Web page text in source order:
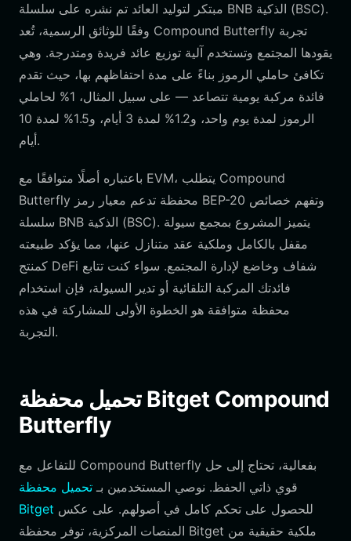
مبتكر لتوليد العائد تم نشره على سلسلة BNB الذكية (BSC).
وفقًا للوثائق الرسمية، تُعد Compound Butterfly تجربة
يقودها المجتمع وتستخدم آلية توزيع عائد فريدة ومتدرجة. وهي
تكافئ حاملي الرموز بناءً على مدة احتفاظهم بها، حيث تقدم
فائدة مركبة يومية تتصاعد — على سبيل المثال، 1% لحاملي
الرموز لمدة يوم واحد، و1.2% لمدة 3 أيام، و1.5% لمدة 10
أيام.
باعتباره أصلًا متوافقًا مع EVM، يتطلب Compound
Butterfly محفظة تدعم معيار رمز BEP-20 وتفهم خصائص
سلسلة BNB الذكية (BSC). يتميز المشروع بمجمع سيولة
مقفل بالكامل وملكية عقد متنازل عنها، مما يؤكد طبيعته
كمنتج DeFi شفاف وخاضع لإدارة المجتمع. سواء كنت تتابع
فائدتك المركبة التلقائية أو تدير السيولة، فإن استخدام
محفظة متوافقة هو الخطوة الأولى للمشاركة في هذه
التجربة.
تحميل محفظة Bitget Compound
Butterfly
للتفاعل مع Compound Butterfly بفعالية، تحتاج إلى حل
قوي ذاتي الحفظ. نوصي المستخدمين بـ تحميل محفظة
Bitget
المنصات المركزية، توفر محفظة Bitget ملكية حقيقية من